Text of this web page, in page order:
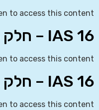
to access this content
IAS 16 – חלק 3 (הכרת התקן)
to access this content
IAS 16 – חלק 2 (הכרת התקן)
to access this content